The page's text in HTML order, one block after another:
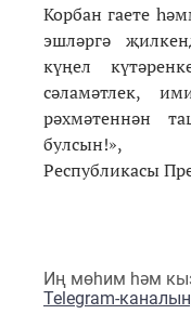
Корбан гаете
эшләргә
күңел
сәламәтлек,
рәхмәтеннән
булсын!»,
Республикасы
Иң мөһим һәм
Telegram-